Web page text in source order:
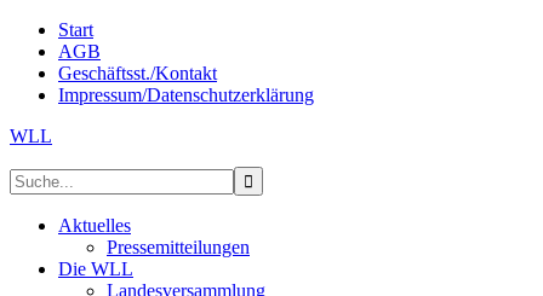
Start
AGB
Geschäftsst./Kontakt
Impressum/Datenschutzerklärung
WLL
Aktuelles
Pressemitteilungen
Die WLL
Landesversammlung